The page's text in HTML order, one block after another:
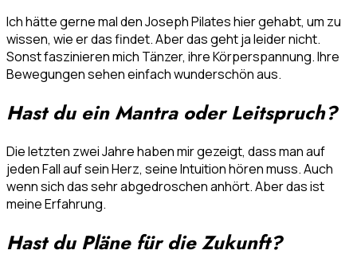
Ich hätte gerne mal den Joseph Pilates hier gehabt, um zu
wissen, wie er das findet. Aber das geht ja leider nicht.
Sonst faszinieren mich Tänzer, ihre Körperspannung. Ihre
Bewegungen sehen einfach wunderschön aus.
Hast du ein Mantra oder Leitspruch?
Die letzten zwei Jahre haben mir gezeigt, dass man auf
jeden Fall auf sein Herz, seine Intuition hören muss. Auch
wenn sich das sehr abgedroschen anhört. Aber das ist
meine Erfahrung.
Hast du Pläne für die Zukunft?